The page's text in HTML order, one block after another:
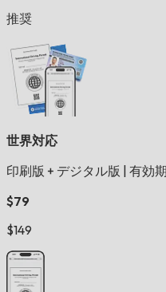
推奨
世界対応
印刷版 + デジタル版
有効
$79
$149